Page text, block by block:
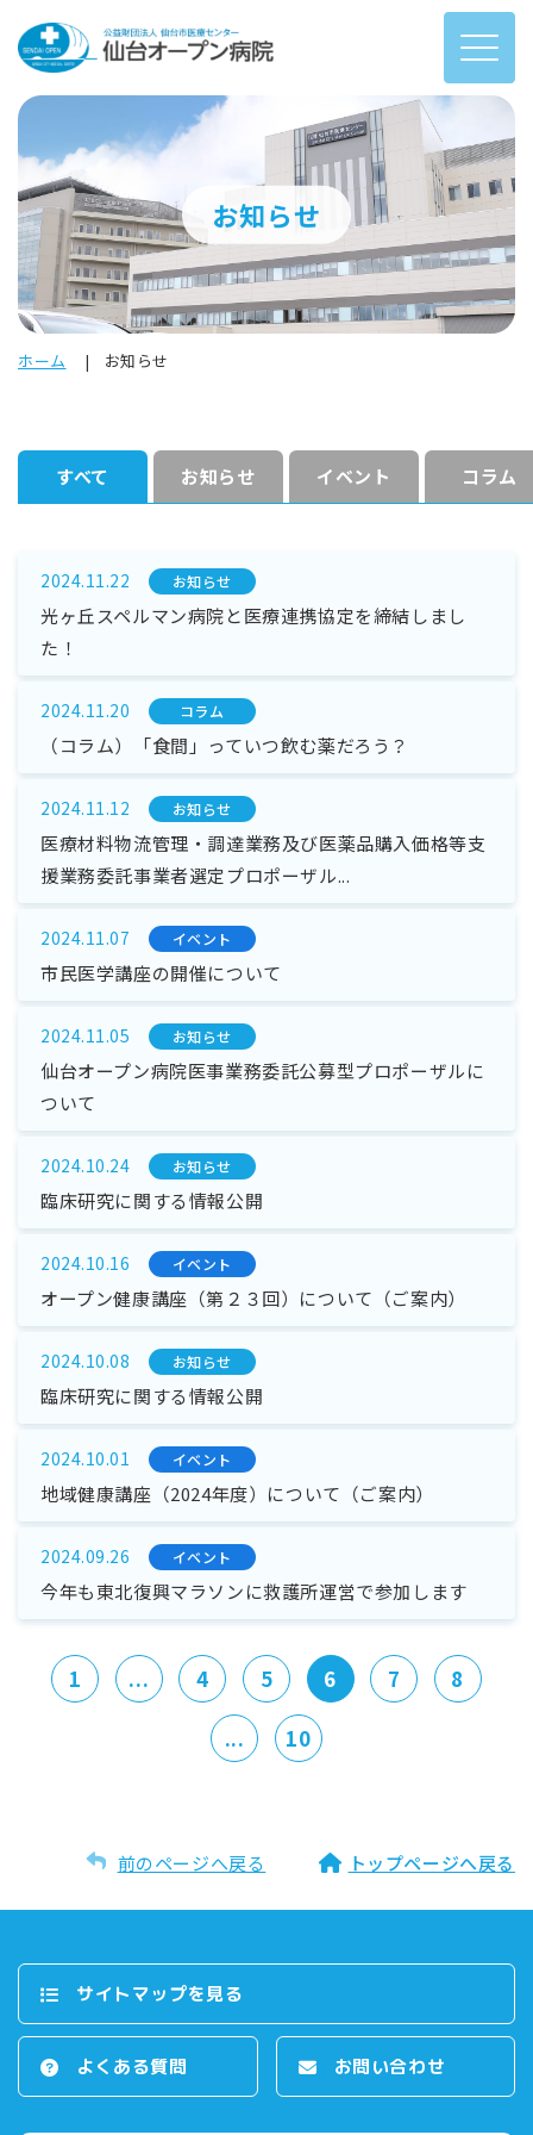
お知らせ
ホーム お知らせ
すべて お知らせ イベント コラム
2024.11.22 お知らせ
光ヶ丘スペルマン病院と医療連携協定を締結しまし
た！
2024.11.20 コラム
（コラム）「食間」っていつ飲む薬だろう？
2024.11.12 お知らせ
医療材料物流管理・調達業務及び医薬品購入価格等支
援業務委託事業者選定プロポーザル...
2024.11.07 イベント
市民医学講座の開催について
2024.11.05 お知らせ
仙台オープン病院医事業務委託公募型プロポーザルに
ついて
2024.10.24 お知らせ
臨床研究に関する情報公開
2024.10.16 イベント
オープン健康講座（第２３回）について（ご案内）
2024.10.08 お知らせ
臨床研究に関する情報公開
2024.10.01 イベント
地域健康講座（2024年度）について（ご案内）
2024.09.26 イベント
今年も東北復興マラソンに救護所運営で参加します
1 ... 4 5 6 7
8
...
10
前のページへ戻る トップページへ戻る
サイトマップを⾒る
よくある質問 お問い合わせ